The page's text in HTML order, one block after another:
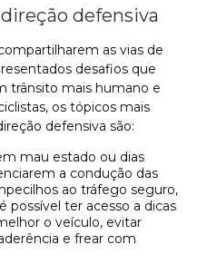
defensiva
as vias de
desafios que
trânsito mais humano e
os tópicos mais
defensiva são:
a condução das
ao tráfego seguro,
possível ter acesso a dicas
o veículo, evitar
e frear com